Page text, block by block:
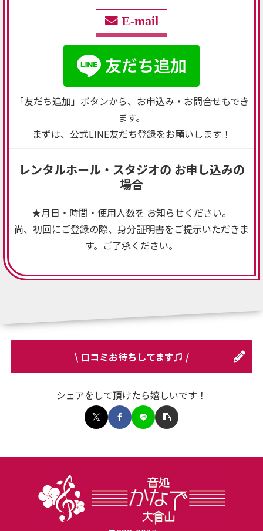
E-mail
「友だち追加」ボタンから、お申込み・お問合せもでき
ます。
まずは、公式LINE友だち登録をお願いします！
レンタルホール・スタジオの お申し込みの
場合
★月日・時間・使用人数を お知らせください。
尚、初回にご登録の際、身分証明書をご提示いただきま
す。ご了承ください。
\ 口コミお待ちしてます♫ /
シェアをして頂けたら嬉しいです！